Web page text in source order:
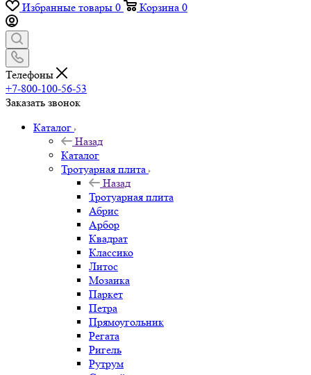
Избранные товары 0 Корзина 0
Телефоны
+7-800-100-56-53
Заказать звонок
Каталог
Назад
Каталог
Тротуарная плита
Назад
Тротуарная плита
Абрис
Арбор
Квадрат
Классико
Литос
Мозаика
Паркет
Петра
Прямоугольник
Регата
Ригель
Рутрум